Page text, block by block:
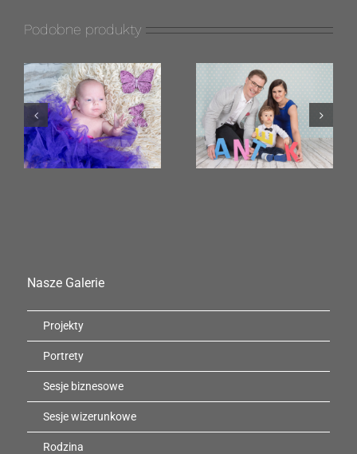
Podobne produkty
Marta, Rafał i
Antoś
Świątecznie
Nasze Galerie
Projekty
Portrety
Sesje biznesowe
Sesje wizerunkowe
Rodzina